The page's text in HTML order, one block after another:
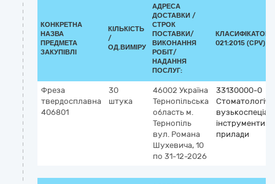
КОНКРЕТНА
НАЗВА
ПРЕДМЕТА
ЗАКУПІВЛІ
КІЛЬКІСТЬ
/
ОД.ВИМІРУ
АДРЕСА
ДОСТАВКИ /
СТРОК
ПОСТАВКИ/
ВИКОНАННЯ
РОБІТ/
НАДАННЯ
ПОСЛУГ:
КЛАСИФІКАТОР
021:2015 (CPV)
Фреза
твердосплавна
406801
30
штука
46002 Україна
Тернопільська
область м.
Тернопіль
вул. Романа
Шухевича, 10
по 31-12-2026
33130000-0
інструменти та
прилади